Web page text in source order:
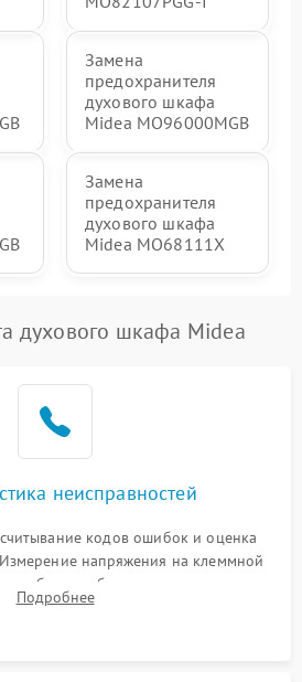
Замена
предохранителя
духового шкафа
Midea MO96000MGB
Замена
предохранителя
духового шкафа
Midea MO68111X
духового шкафа Midea
неисправностей
кодов ошибок и оценка
напряжения на клеммной
жалоб на проблемы с нагревом,
или блокировкой дверцы.
Подробнее